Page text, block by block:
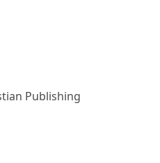
Publishing